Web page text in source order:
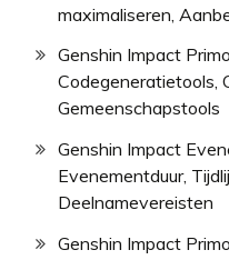
maximaliseren,
Genshin Impact
Codegeneratietools,
Gemeenschapstools
Genshin Impact
Evenementduur,
Deelnamevereisten
Genshin Impact